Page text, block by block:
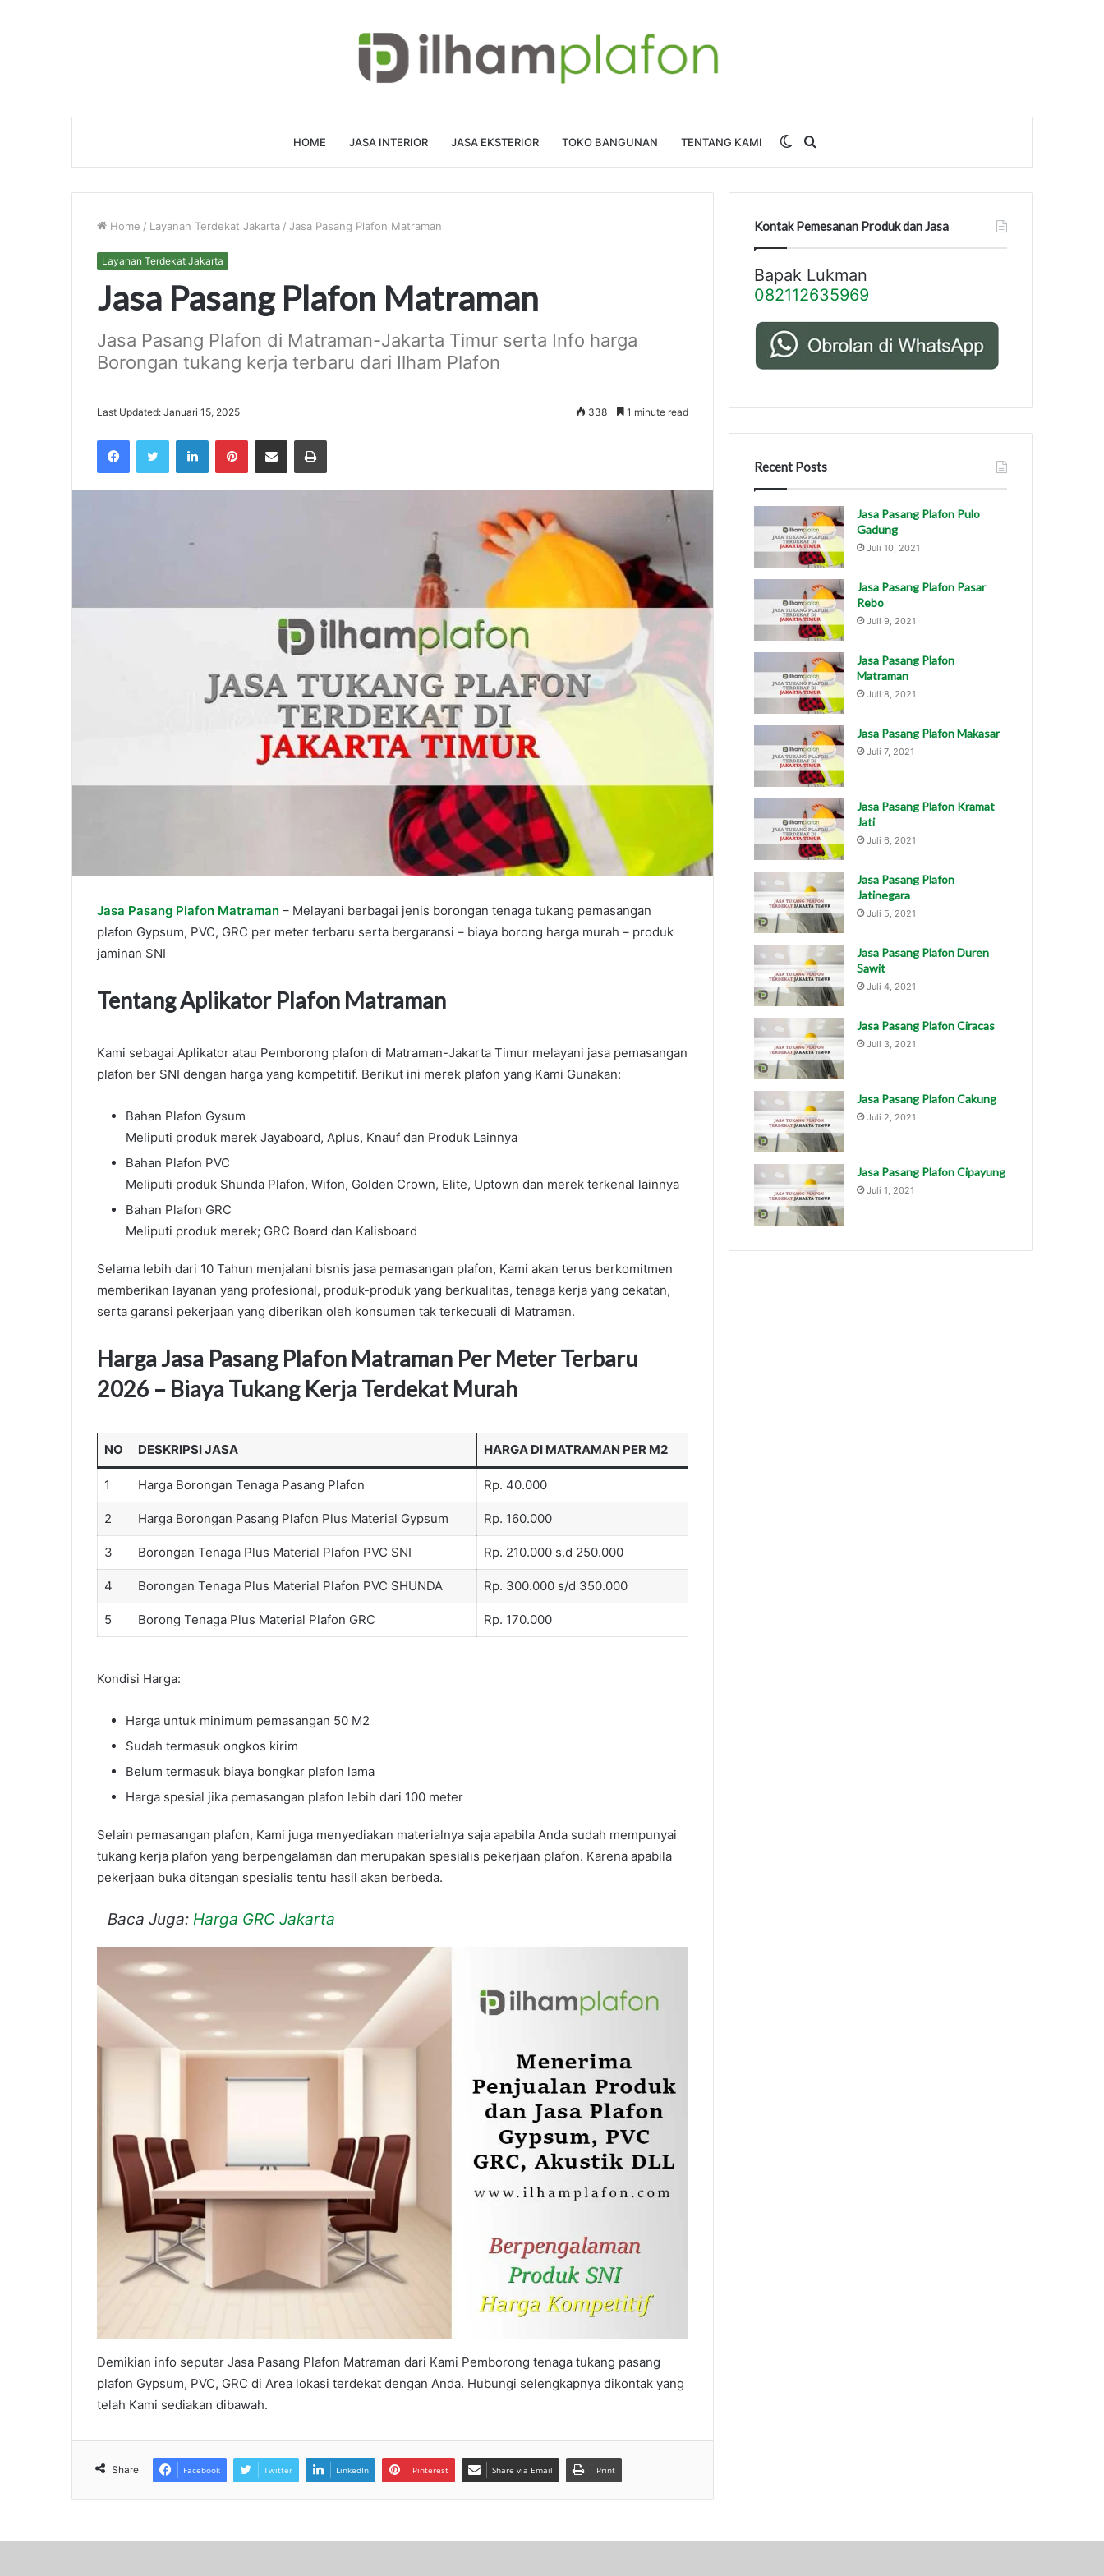
HOME JASA INTERIOR JASA EKSTERIOR TOKO BANGUNAN TENTANG KAMI
for
Switch
skin
Home / Layanan Terdekat Jakarta / Jasa Pasang Plafon Matraman
Layanan Terdekat Jakarta
Jasa Pasang Plafon Matraman
Jasa Pasang Plafon di Matraman-Jakarta Timur serta Info harga
Borongan tukang kerja terbaru dari Ilham Plafon
Last Updated: Januari 15, 2025 338 1 minute read
FacebookTwitter LinkedInPinterestShare via Email Print
Jasa Pasang Plafon Matraman – Melayani berbagai jenis borongan tenaga tukang pemasangan
plafon Gypsum, PVC, GRC per meter terbaru serta bergaransi – biaya borong harga murah – produk
jaminan SNI
Tentang Aplikator Plafon Matraman
Kami sebagai Aplikator atau Pemborong plafon di Matraman-Jakarta Timur melayani jasa pemasangan
plafon ber SNI dengan harga yang kompetitif. Berikut ini merek plafon yang Kami Gunakan:
Bahan Plafon Gysum
Meliputi produk merek Jayaboard, Aplus, Knauf dan Produk Lainnya
Bahan Plafon PVC
Meliputi produk Shunda Plafon, Wifon, Golden Crown, Elite, Uptown dan merek terkenal lainnya
Bahan Plafon GRC
Meliputi produk merek; GRC Board dan Kalisboard
Selama lebih dari 10 Tahun menjalani bisnis jasa pemasangan plafon, Kami akan terus berkomitmen
memberikan layanan yang profesional, produk-produk yang berkualitas, tenaga kerja yang cekatan,
serta garansi pekerjaan yang diberikan oleh konsumen tak terkecuali di Matraman.
Harga Jasa Pasang Plafon Matraman Per Meter Terbaru
2026 – Biaya Tukang Kerja Terdekat Murah
NO DESKRIPSI JASA HARGA DI MATRAMAN PER M2
1 Harga Borongan Tenaga Pasang Plafon Rp. 40.000
2 Harga Borongan Pasang Plafon Plus Material Gypsum Rp. 160.000
3 Borongan Tenaga Plus Material Plafon PVC SNI Rp. 210.000 s.d 250.000
4 Borongan Tenaga Plus Material Plafon PVC SHUNDA Rp. 300.000 s/d 350.000
5 Borong Tenaga Plus Material Plafon GRC Rp. 170.000
Kondisi Harga:
Harga untuk minimum pemasangan 50 M2
Sudah termasuk ongkos kirim
Belum termasuk biaya bongkar plafon lama
Harga spesial jika pemasangan plafon lebih dari 100 meter
Selain pemasangan plafon, Kami juga menyediakan materialnya saja apabila Anda sudah mempunyai
tukang kerja plafon yang berpengalaman dan merupakan spesialis pekerjaan plafon. Karena apabila
pekerjaan buka ditangan spesialis tentu hasil akan berbeda.
Baca Juga: Harga GRC Jakarta
Demikian info seputar Jasa Pasang Plafon Matraman dari Kami Pemborong tenaga tukang pasang
plafon Gypsum, PVC, GRC di Area lokasi terdekat dengan Anda. Hubungi selengkapnya dikontak yang
telah Kami sediakan dibawah.
Share Facebook Twitter LinkedIn Pinterest Share via Email Print
Kontak Pemesanan Produk dan Jasa
Bapak Lukman
082112635969
Recent Posts
Jasa Pasang Plafon Pulo
Gadung
Juli 10, 2021
Jasa Pasang Plafon Pasar
Rebo
Juli 9, 2021
Jasa Pasang Plafon
Matraman
Juli 8, 2021
Jasa Pasang Plafon Makasar
Juli 7, 2021
Jasa Pasang Plafon Kramat
Jati
Juli 6, 2021
Jasa Pasang Plafon
Jatinegara
Juli 5, 2021
Jasa Pasang Plafon Duren
Sawit
Juli 4, 2021
Jasa Pasang Plafon Ciracas
Juli 3, 2021
Jasa Pasang Plafon Cakung
Juli 2, 2021
Jasa Pasang Plafon Cipayung
Juli 1, 2021